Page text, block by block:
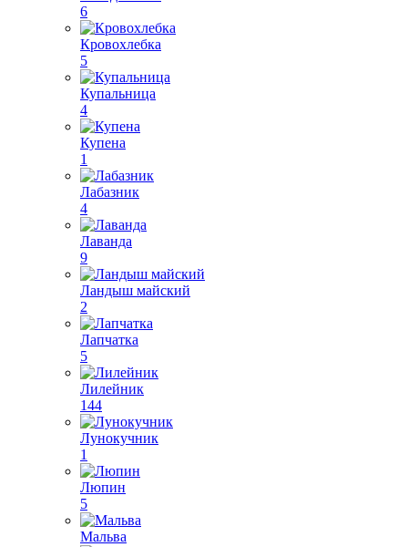
6
Кровохлебка
5
Купальница
4
Купена
1
Лабазник
4
Лаванда
9
Ландыш майский
2
Лапчатка
5
Лилейник
144
Лунокучник
1
Люпин
5
Мальва